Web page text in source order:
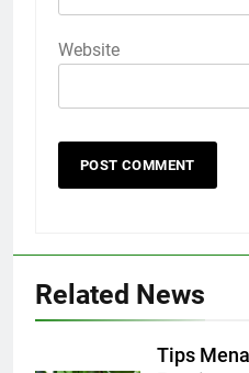
Website
Related News
Tips